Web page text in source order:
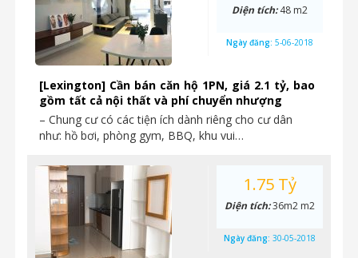
[Lexington] Cần bán căn hộ 1PN, giá 2.1 tỷ, bao
gồm tất cả nội thất và phí chuyển nhượng
– Chung cư có các tiện ích dành riêng cho cư dân
như: hồ bơi, phòng gym, BBQ, khu vui…
Diện tích:48 m2
Ngày đăng: 5-06-2018
1.75 Tỷ
Diện tích:36m2 m2
Ngày đăng: 30-05-2018